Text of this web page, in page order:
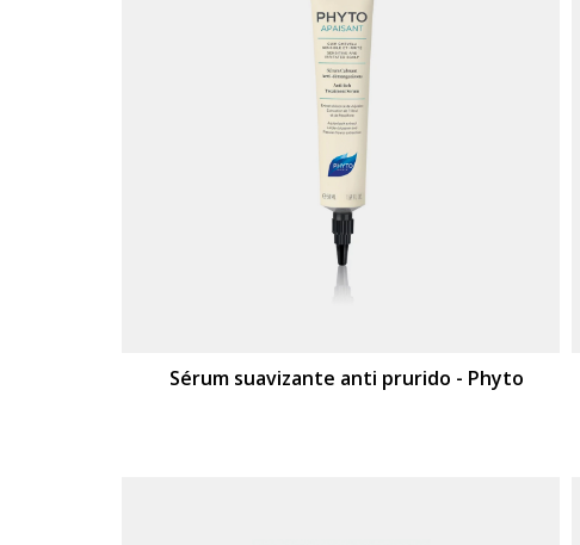
Sérum suavizante anti prurido - Phyto